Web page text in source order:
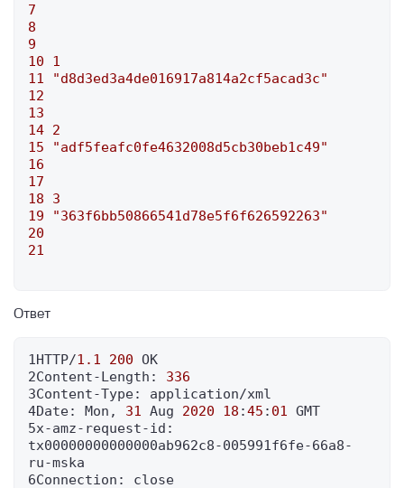
7
8
9
10
1
11
"d8d3ed3a4de016917a814a2cf5acad3c"
12
13
14 2
15
"adf5feafc0fe4632008d5cb30beb1c49"
16
17
18
3
19
"363f6bb50866541d78e5f6f626592263"
20
21
Ответ
1HTTP/1.1 200 OK
2Content-Length: 336
3Content-Type: application/xml
4Date: Mon, 31 Aug 2020 18 :45 : 01 GMT
5x-amz-request-id:
tx00000000000000ab962c8-005991f6fe-66a8-
ru-mska